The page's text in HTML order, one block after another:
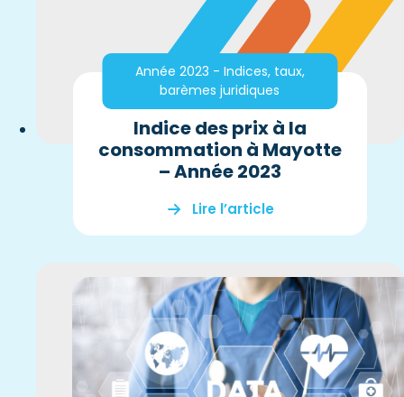
Année 2023 - Indices, taux,
barèmes juridiques
Indice des prix à la
consommation à Mayotte
– Année 2023
Lire l’article